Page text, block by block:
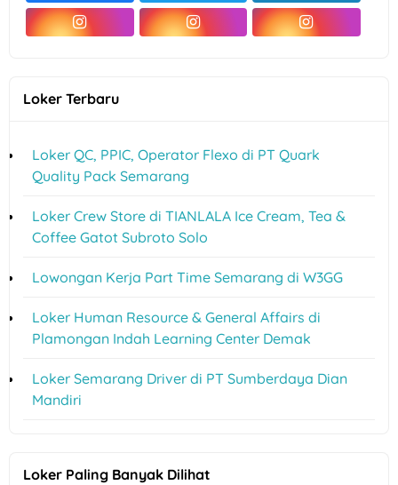
Loker Terbaru
Loker QC, PPIC, Operator Flexo di PT Quark
Quality Pack Semarang
Loker Crew Store di TIANLALA Ice Cream, Tea &
Coffee Gatot Subroto Solo
Lowongan Kerja Part Time Semarang di W3GG
Loker Human Resource & General Affairs di
Plamongan Indah Learning Center Demak
Loker Semarang Driver di PT Sumberdaya Dian
Mandiri
Loker Paling Banyak Dilihat